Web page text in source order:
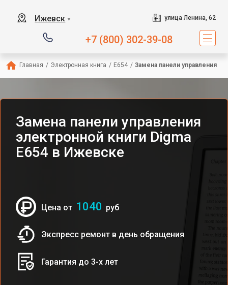
Ижевск ▼ улица Ленина, 62
+7 (800) 302-39-08
Главная / Электронная книга / E654 / Замена панели управления
Замена панели управления
электронной книги Digma
E654 в Ижевске
Цена от 1040 руб
Экспресс ремонт в день обращения
Гарантия до 3-х лет